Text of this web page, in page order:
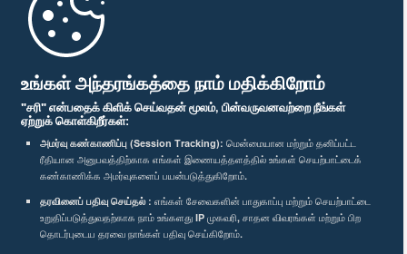
உங்கள் அந்தரங்கத்தை நாம் மதிக்கிறோம்
"சரி" என்பதைக் கிளிக் செய்வதன் மூலம், பின்வருவனவற்றை நீங்கள்
ஏற்றுக் கொள்கிறீர்கள்:
அமர்வு கண்காணிப்பு (Session Tracking): மென்மையான மற்றும் தனிப்பட்ட
ரீதியான அனுபவத்திற்காக எங்கள் இணையத்தளத்தில் உங்கள் செயற்பாட்டைக்
கண்காணிக்க அமர்வுகளைப் பயன்படுத்துகிறோம்.
தரவினைப் பதிவு செய்தல் : எங்கள் சேவைகளின் பாதுகாப்பு மற்றும் செயற்பாட்டை
உறுதிப்படுத்துவதற்காக நாம் உங்களது IP முகவரி, சாதன விவரங்கள் மற்றும் பிற
தொடர்புடைய தரவை நாங்கள் பதிவு செய்கிறோம்.
பாராளுமன்ற கையடக்க செயலி
எம்மை பின்தொடர்க :
விருதுகள்